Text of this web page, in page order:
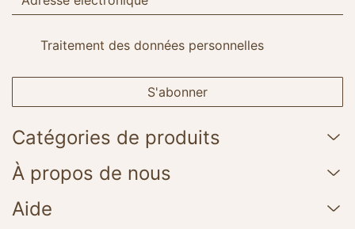
Traitement des données personnelles
S'abonner
Catégories de produits
À propos de nous
Aide